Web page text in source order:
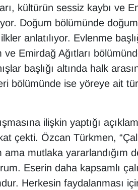
kültürün sessiz kaybı ve
Doğum bölümünde
anlatılıyor. Evlenme
Emirdağ Ağıtları
başlığı altında halk
bölümünde ise yöreye ait
ilişkin yaptığı
çekti. Özcan Türkmen,
ama mutlaka yararlandığım
Eserin daha kapsamlı
Herkesin faydalanması için